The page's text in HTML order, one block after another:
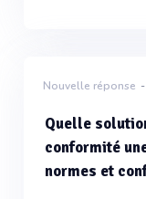
Nouvelle réponse
Quelle
conformité
normes et